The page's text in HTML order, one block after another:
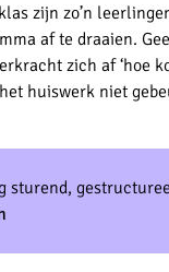
zijn zo’n leer
af te draaien.
zich af ‘hoe
huiswerk niet
sturend,